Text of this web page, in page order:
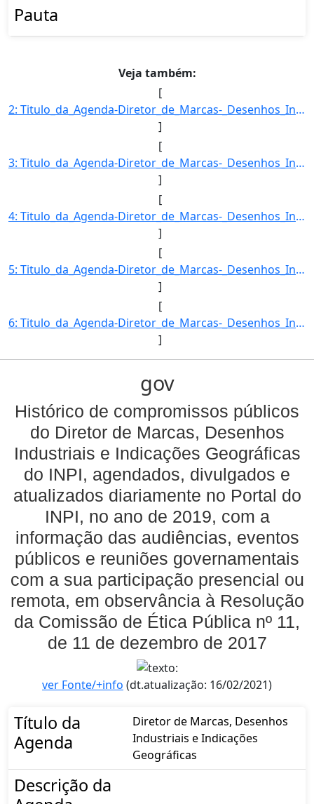
Pauta
Veja também:
[
2: Titulo_da_Agenda-Diretor_de_Marcas-_Desenhos_Industriais_e_Indicacoes_Geograficas-Descricao_da_Agend]
]
[
3: Titulo_da_Agenda-Diretor_de_Marcas-_Desenhos_Industriais_e_Indicacoes_Geograficas-Descricao_da_Agend]
]
[
4: Titulo_da_Agenda-Diretor_de_Marcas-_Desenhos_Industriais_e_Indicacoes_Geograficas-Descricao_da_Agend]
]
[
5: Titulo_da_Agenda-Diretor_de_Marcas-_Desenhos_Industriais_e_Indicacoes_Geograficas-Descricao_da_Agend]
]
[
6: Titulo_da_Agenda-Diretor_de_Marcas-_Desenhos_Industriais_e_Indicacoes_Geograficas-Descricao_da_Agend]
]
gov
Histórico de compromissos públicos
do Diretor de Marcas, Desenhos
Industriais e Indicações Geográficas
do INPI, agendados, divulgados e
atualizados diariamente no Portal do
INPI, no ano de 2019, com a
informação das audiências, eventos
públicos e reuniões governamentais
com a sua participação presencial ou
remota, em observância à Resolução
da Comissão de Ética Pública nº 11,
de 11 de dezembro de 2017
ver Fonte/+info (dt.atualização: 16/02/2021)
Título da
Agenda
Diretor de Marcas, Desenhos
Industriais e Indicações
Geográficas
Descrição da